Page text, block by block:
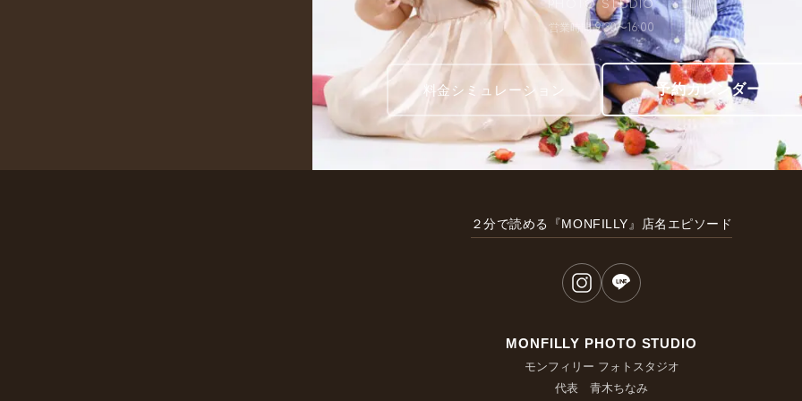
PHOTO STUDIO
営業時間 9:30〜16:00
料金シミュレーション 予約カレンダー
２分で読める『MONFILLY』店名エピソード
MONFILLY PHOTO STUDIO
モンフィリー フォトスタジオ
代表 青木ちなみ